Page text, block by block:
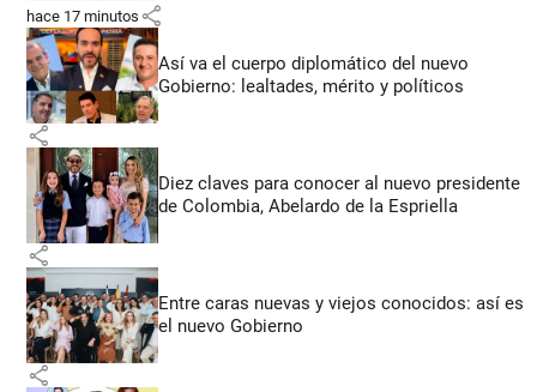
hace 17 minutos share
Así va el cuerpo diplomático del nuevo
Gobierno: lealtades, mérito y políticos
share
Diez claves para conocer al nuevo presidente
de Colombia, Abelardo de la Espriella
share
Entre caras nuevas y viejos conocidos: así es
el nuevo Gobierno
share